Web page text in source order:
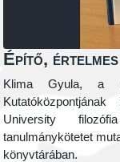
Építő, értelmes
Klima Gyula, a
University
tanulmánykötetet
könyvtárában.